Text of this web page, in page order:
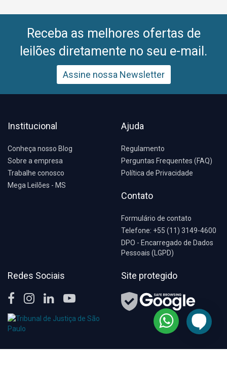
Receba as melhores ofertas de
leilões diretamente no seu e-mail.
Assine nossa Newsletter
Institucional
Conheça nosso Blog
Sobre a empresa
Trabalhe conosco
Mega Leilões - MS
Ajuda
Regulamento
Perguntas Frequentes (FAQ)
Política de Privacidade
Contato
Formulário de contato
Telefone: +55 (11) 3149-4600
DPO - Encarregado de Dados
Pessoais (LGPD)
Redes Sociais Site protegido